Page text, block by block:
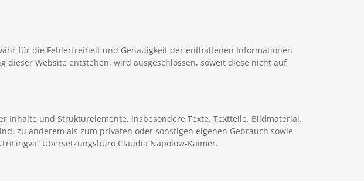
für die Fehlerfreiheit und Genauigkeit der enthaltenen Informationen
Website entstehen, wird ausgeschlossen, soweit diese nicht auf
und Strukturelemente, insbesondere Texte, Textteile, Bildmaterial,
zu anderem als zum privaten oder sonstigen eigenen Gebrauch sowie
Übersetzungsbüro Claudia Napolow-Kaimer.